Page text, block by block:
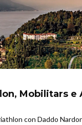
Mobilitars e
con Daddo